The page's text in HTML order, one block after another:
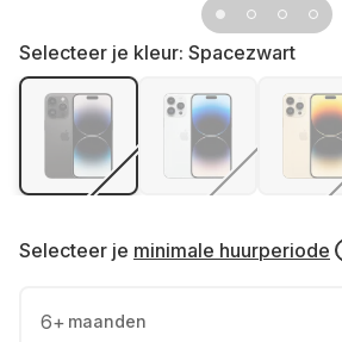
Selecteer je kleur: Spacezwart
Selecteer je minimale huurperiode
6+ maanden